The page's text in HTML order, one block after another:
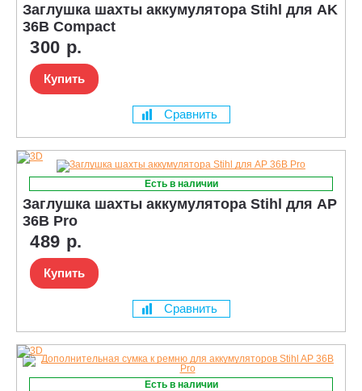
Заглушка шахты аккумулятора Stihl для AK
36В Cоmpact
300 р.
Купить
Сравнить
Есть в наличии
Заглушка шахты аккумулятора Stihl для AP
36В Pro
489 р.
Купить
Сравнить
Есть в наличии